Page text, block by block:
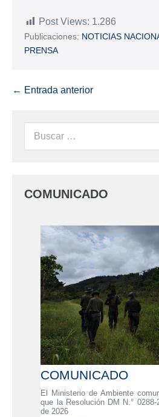
Post Views: 1.286
Publicaciones: NOTICIAS
PRENSA
← Entrada anterior
COMUNICADO
COMUNICADO
El Ministerio de Ambiente
que la Resolución DM N.°
de 2026